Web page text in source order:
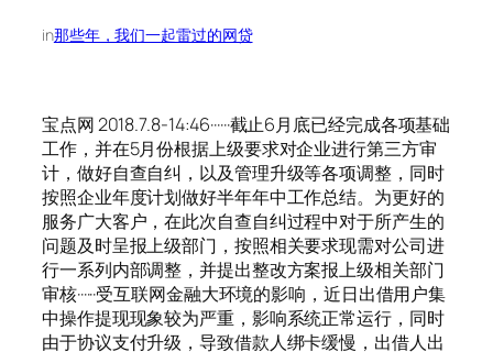
in那些年，我们一起雷过的网贷
宝点网 2018.7.8-14:46······截止6月底已经完成各项基础
工作，并在5月份根据上级要求对企业进行第三方审
计，做好自查自纠，以及管理升级等各项调整，同时
按照企业年度计划做好半年年中工作总结。为更好的
服务广大客户，在此次自查自纠过程中对于所产生的
问题及时呈报上级部门，按照相关要求现需对公司进
行一系列内部调整，并提出整改方案报上级相关部门
审核······受互联网金融大环境的影响，近日出借用户集
中操作提现现象较为严重，影响系统正常运行，同时
由于协议支付升级，导致借款人绑卡缓慢，出借人出